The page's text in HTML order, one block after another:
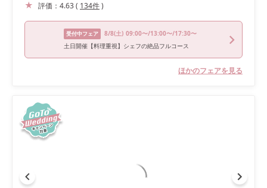
評価： 4.63( 134件)
受付中フェア 8/8(土) 09:00〜/13:00〜/17:30〜
土日開催【料理重視】シェフの絶品フルコース
ほかのフェアを見る